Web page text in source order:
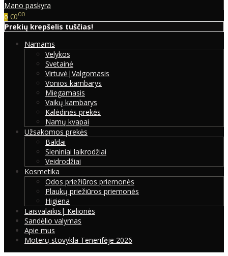
Mano paskyra
0 €000
Prekių krepšelis tuščias!
Namams
Velykos
Svetainė
Virtuvė|Valgomasis
Vonios kambarys
Miegamasis
Vaikų kambarys
Kalėdinės prekės
Namų kvapai
Užsakomos prekės
Baldai
Sieniniai laikrodžiai
Veidrodžiai
Kosmetika
Odos priežiūros priemonės
Plaukų priežiūros priemonės
Higiena
Laisvalaikis| Kelionės
Sandėlio valymas
Apie mus
Moterų stovykla Tenerifėje 2026